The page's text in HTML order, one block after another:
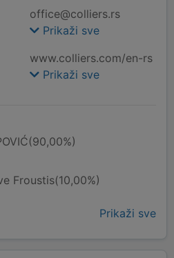
office@colliers.rs
Prikaži sve
www.colliers.com/en-rs
Prikaži sve
Froustis(10,00%)
Prikaži sve